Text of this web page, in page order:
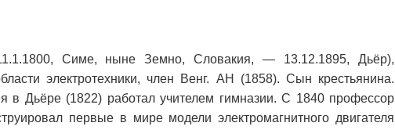
Симе, ныне Земно, Словакия, — 13.12.1895, Дьёр),
электротехники, член Венг. АН (1858). Сын крестьянина.
в Дьёре (1822) работал учителем гимназии. С 1840 профессор
первые в мире модели электромагнитного двигателя